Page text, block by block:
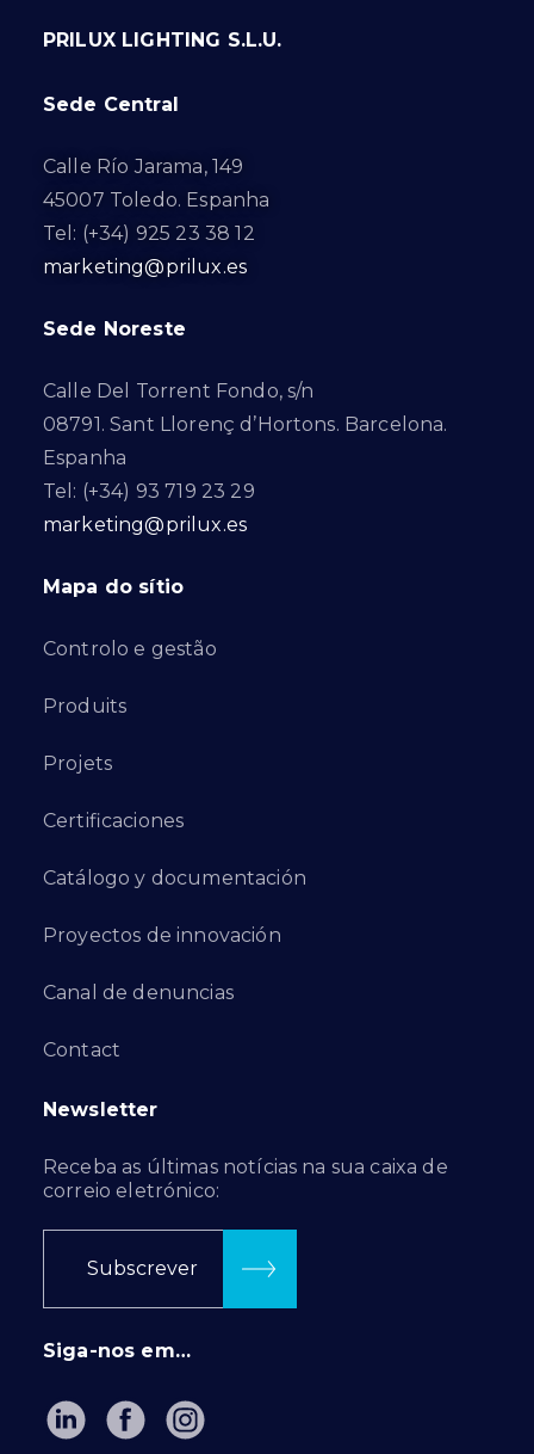
PRILUX LIGHTING S.L.U.
Sede Central
Calle Río Jarama, 149
45007 Toledo. Espanha
Tel: (+34) 925 23 38 12
marketing@prilux.es
Sede Noreste
Calle Del Torrent Fondo, s/n
08791. Sant Llorenç d’Hortons. Barcelona.
Espanha
Tel: (+34) 93 719 23 29
marketing@prilux.es
Mapa do sítio
Controlo e gestão
Produits
Projets
Certificaciones
Catálogo y documentación
Proyectos de innovación
Canal de denuncias
Contact
Newsletter
Receba as últimas notícias na sua caixa de
correio eletrónico:
Subscrever
Siga-nos em…